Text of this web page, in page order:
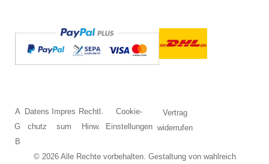
© 2026 Alle Rechte vorbehalten. Gestaltung von wahlreich
A
G
B
Datens
chutz
Impres
sum
Rechtl.
Hinw.
Cookie-
Einstellungen
Vertrag
widerrufen